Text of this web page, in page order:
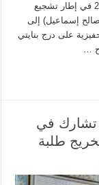
الجامعي، وذلك في اليوم الأربعاء الموافق 2025/12/17 في إطار تشجيع
صالح إسماعيل) إلى
على درج بنايتي
…
تشارك في
طلبة